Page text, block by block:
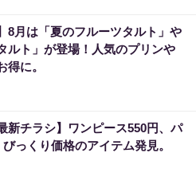
8月は「夏のフルーツタルト」や
ルト」が登場！人気のプリンや
得に。
新チラシ】ワンピース550円、パ
っくり価格のアイテム発見。